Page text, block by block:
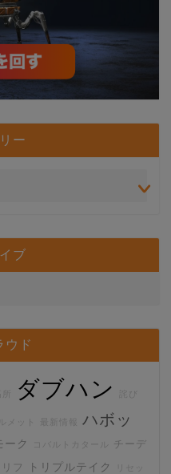
ー
ブ
ウド
ダブハン 詫び
ハボッ
ーク コバルトカタール チーデ
フ トリプルテイク